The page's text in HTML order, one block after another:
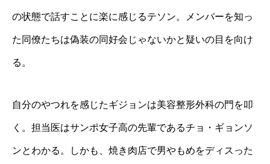
の状態で話すことに楽に感じるテソン。メンバーを知っ
た同僚たちは偽装の同好会じゃないかと疑いの目を向け
る。
自分のやつれを感じたギジョンは美容整形外科の門を叩
く。担当医はサンポ女子高の先輩であるチョ・ギョンソ
ンとわかる。しかも、焼き肉店で男やもめをディスった